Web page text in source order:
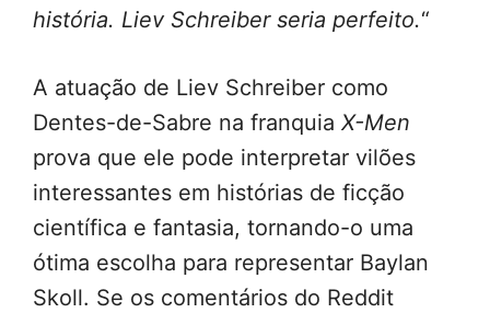
história. Liev Schreiber seria perfeito.“
A atuação de Liev Schreiber como
Dentes-de-Sabre na franquia X-Men
prova que ele pode interpretar vilões
interessantes em histórias de ficção
científica e fantasia, tornando-o uma
ótima escolha para representar Baylan
Skoll. Se os comentários do Reddit